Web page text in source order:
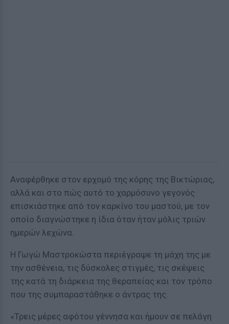
Αναφέρθηκε στον ερχομό της κόρης της Βικτώριας,
αλλά και στο πώς αυτό το χαρμόσυνο γεγονός
επισκιάστηκε από τον καρκίνο του μαστού, με τον
οποίο διαγνώστηκε η ίδια όταν ήταν μόλις τριών
ημερών λεχώνα.
Η Γωγώ Μαστροκώστα περιέγραψε τη μάχη της με
την ασθένεια, τις δύσκολες στιγμές, τις σκέψεις
της κατά τη διάρκεια της θεραπείας και τον τρόπο
που της συμπαραστάθηκε ο άντρας της.
«Τρεις μέρες αφότου γέννησα και ήμουν σε πελάγη